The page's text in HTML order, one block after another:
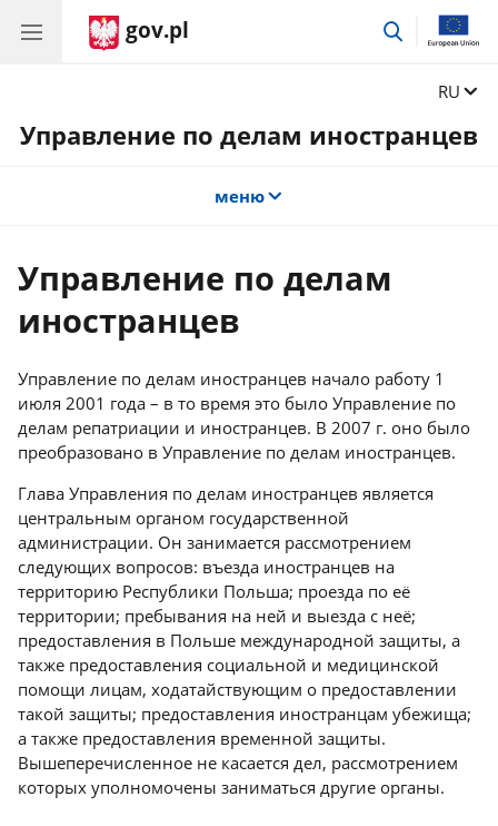
gov.pl поиск
RU
Управление по делам иностранцев
меню
Управление по делам
иностранцев
Управление по делам иностранцев начало работу 1
июля 2001 года – в то время это было Управление по
делам репатриации и иностранцев. В 2007 г. оно было
преобразовано в Управление по делам иностранцев.
Глава Управления по делам иностранцев является
центральным органом государственной
администрации. Он занимается рассмотрением
следующих вопросов: въезда иностранцев на
территорию Республики Польша; проезда по её
территории; пребывания на ней и выезда с неё;
предоставления в Польше международной защиты, а
также предоставления социальной и медицинской
помощи лицам, ходатайствующим о предоставлении
такой защиты; предоставления иностранцам убежища;
а также предоставления временной защиты.
Вышеперечисленное не касается дел, рассмотрением
которых уполномочены заниматься другие органы.